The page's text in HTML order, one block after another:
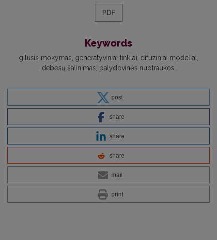
PDF
Keywords
gilusis mokymas generatyviniai tinklai difuziniai modeliai
debesų šalinimas palydovinės nuotraukos
post
share
share
share
mail
print